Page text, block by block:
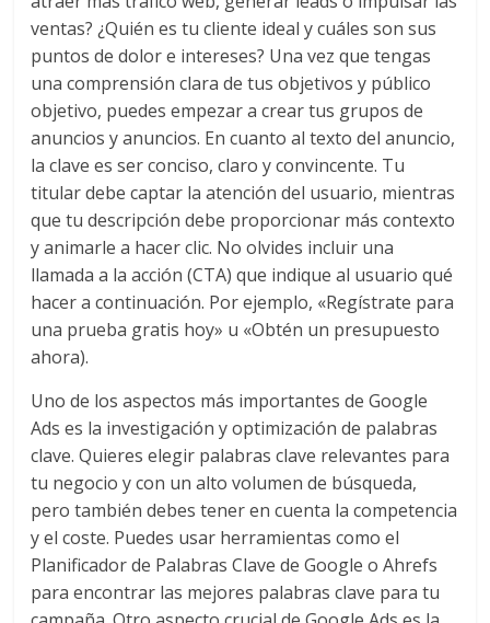
Magazine
de
Publicidad,
Mercadeo
Medios
de
Agencia
Blue
Design
Colombia
sus
filiales
en
América
Latina
Una
mirada
estratégica
ventas? ¿Quién es tu cliente ideal y cuáles son sus
puntos de dolor e intereses? Una vez que tengas
una comprensión clara de tus objetivos y público
objetivo, puedes empezar a crear tus grupos de
anuncios y anuncios. En cuanto al texto del anuncio,
la clave es ser conciso, claro y convincente. Tu
titular debe captar la atención del usuario, mientras
que tu descripción debe proporcionar más contexto
y animarle a hacer clic. No olvides incluir una
llamada a la acción (CTA) que indique al usuario qué
hacer a continuación. Por ejemplo, «Regístrate para
una prueba gratis hoy» u «Obtén un presupuesto
ahora).
Uno de los aspectos más importantes de Google
Ads es la investigación y optimización de palabras
clave. Quieres elegir palabras clave relevantes para
tu negocio y con un alto volumen de búsqueda,
pero también debes tener en cuenta la competencia
y el coste. Puedes usar herramientas como el
Planificador de Palabras Clave de Google o Ahrefs
para encontrar las mejores palabras clave para tu